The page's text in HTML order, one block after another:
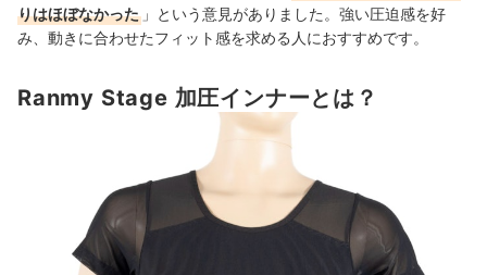
りはほぼなかった 」という意見がありました。強い圧迫感を好
み、動きに合わせたフィット感を求める人におすすめです。
Ranmy Stage 加圧インナーとは？